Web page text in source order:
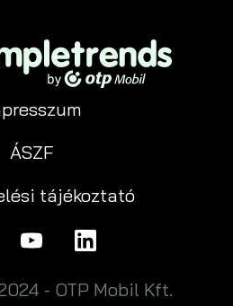
ÁSZF
tájékoztató
- OTP Mobil Kft.